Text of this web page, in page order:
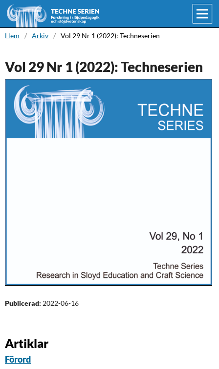
Hem / Arkiv / Vol 29 Nr 1 (2022): Techneserien
Vol 29 Nr 1 (2022): Techneserien
Publicerad: 2022-06-16
Artiklar
Förord